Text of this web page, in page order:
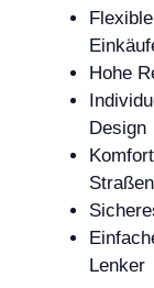
Hohe
Design
Straßen
Lenker